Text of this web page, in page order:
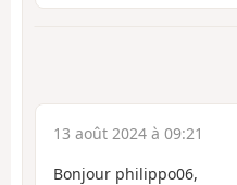
13 août 2024 à 09:21
Bonjour philippo06,